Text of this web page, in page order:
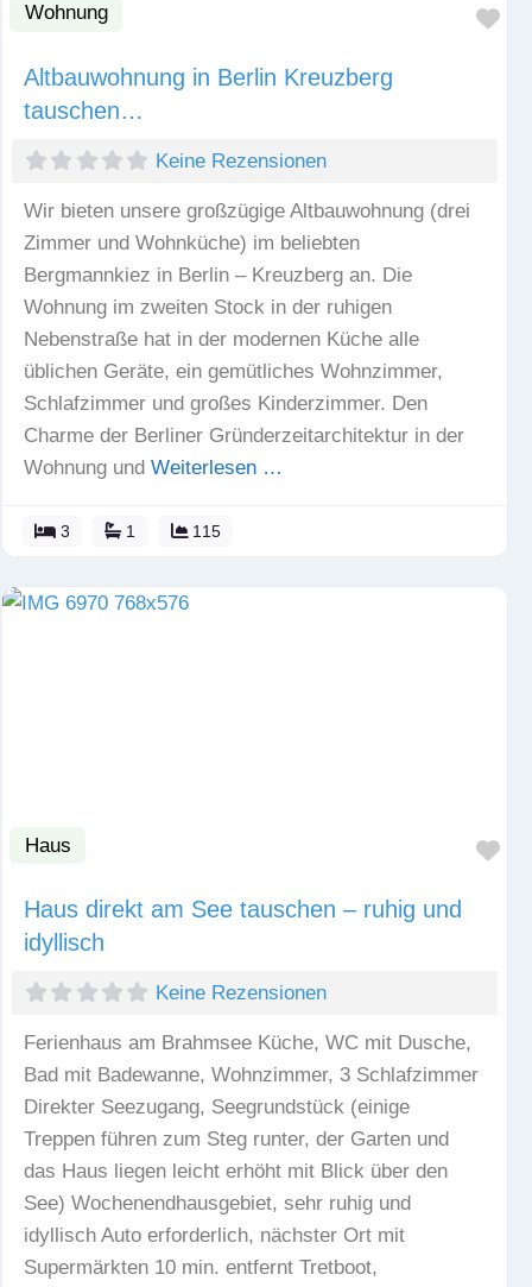
Wohnung
Altbauwohnung in Berlin Kreuzberg
tauschen…
Keine Rezensionen
Wir bieten unsere großzügige Altbauwohnung (drei
Zimmer und Wohnküche) im beliebten
Bergmannkiez in Berlin – Kreuzberg an. Die
Wohnung im zweiten Stock in der ruhigen
Nebenstraße hat in der modernen Küche alle
üblichen Geräte, ein gemütliches Wohnzimmer,
Schlafzimmer und großes Kinderzimmer. Den
Charme der Berliner Gründerzeitarchitektur in der
Wohnung und Weiterlesen …
3 1 115
Haus
Haus direkt am See tauschen – ruhig und
idyllisch
Keine Rezensionen
Ferienhaus am Brahmsee Küche, WC mit Dusche,
Bad mit Badewanne, Wohnzimmer, 3 Schlafzimmer
Direkter Seezugang, Seegrundstück (einige
Treppen führen zum Steg runter, der Garten und
das Haus liegen leicht erhöht mit Blick über den
See) Wochenendhausgebiet, sehr ruhig und
idyllisch Auto erforderlich, nächster Ort mit
Supermärkten 10 min. entfernt Tretboot,